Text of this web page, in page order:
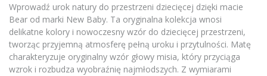
Wprowadź urok natury do przestrzeni dziecięcej dzięki macie
Bear od marki New Baby. Ta oryginalna kolekcja wnosi
delikatne kolory i nowoczesny wzór do dziecięcej przestrzeni,
tworząc przyjemną atmosferę pełną uroku i przytulności. Matę
charakteryzuje oryginalny wzór głowy misia, który przyciąga
wzrok i rozbudza wyobraźnię najmłodszych. Z wymiarami